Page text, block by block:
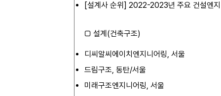
[설계사 순위] 2022-2023년 주요 건설엔
□ 설계(건축구조)
디씨알씨에이치엔지니어링, 서울
드림구조, 동탄/서울
미래구조엔지니어링, 서울